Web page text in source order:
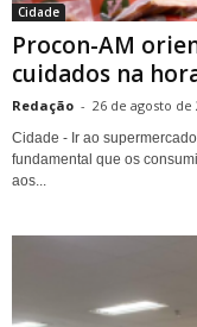
Cidade
Procon-AM
cuidados na
Redação - 26 de agosto de
Cidade - Ir ao
fundamental que os
aos...